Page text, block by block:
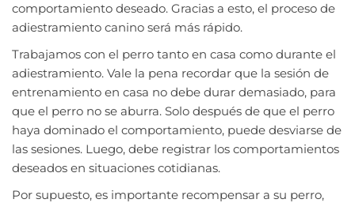
comportamiento deseado. Gracias a esto, el proceso de
adiestramiento canino será más rápido.
Trabajamos con el perro tanto en casa como durante el
adiestramiento. Vale la pena recordar que la sesión de
entrenamiento en casa no debe durar demasiado, para
que el perro no se aburra. Solo después de que el perro
haya dominado el comportamiento, puede desviarse de
las sesiones. Luego, debe registrar los comportamientos
deseados en situaciones cotidianas.
Por supuesto, es importante recompensar a su perro,